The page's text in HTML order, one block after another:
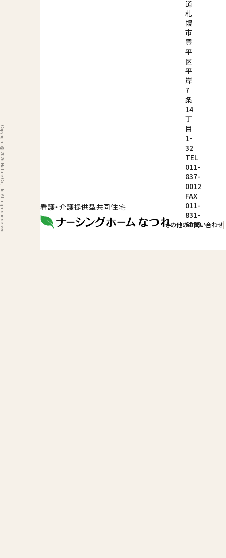
その他のお問い合わせ
看護・介護提供型共同住宅
道
札
幌
市
豊
平
区
平
岸
7
条
14
丁
目
1-
32
TEL
011-
837-
0012
FAX
011-
831-
6999
Copyright © 2026 Nature Co.,Ltd All rights reserved.